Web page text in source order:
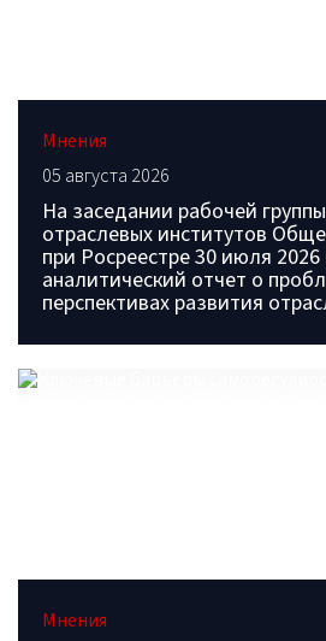
Мнения
05 августа 2026
На заседании рабочей
отраслевых институтов
при Росреестре 30 июля
аналитический отчет о
перспективах развития
Мнения